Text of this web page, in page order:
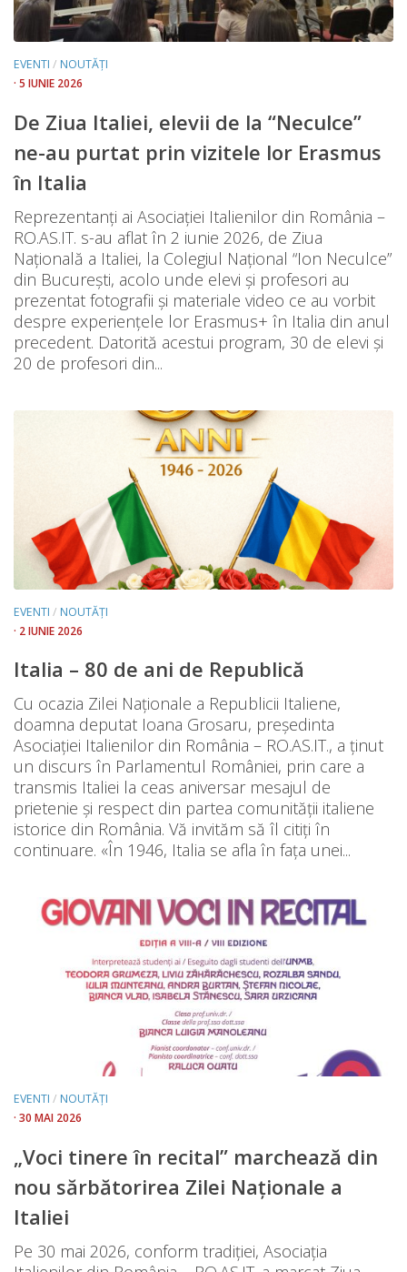
EVENTI / NOUTĂȚI
· 5 IUNIE 2026
De Ziua Italiei, elevii de la “Neculce”
ne-au purtat prin vizitele lor Erasmus
în Italia
Reprezentanți ai Asociației Italienilor din România –
RO.AS.IT. s-au aflat în 2 iunie 2026, de Ziua
Națională a Italiei, la Colegiul Național “Ion Neculce”
din București, acolo unde elevi și profesori au
prezentat fotografii și materiale video ce au vorbit
despre experiențele lor Erasmus+ în Italia din anul
precedent. Datorită acestui program, 30 de elevi și
20 de profesori din...
EVENTI / NOUTĂȚI
· 2 IUNIE 2026
Italia – 80 de ani de Republică
Cu ocazia Zilei Naționale a Republicii Italiene,
doamna deputat Ioana Grosaru, președinta
Asociației Italienilor din România – RO.AS.IT., a ținut
un discurs în Parlamentul României, prin care a
transmis Italiei la ceas aniversar mesajul de
prietenie și respect din partea comunității italiene
istorice din România. Vă invităm să îl citiți în
continuare. «În 1946, Italia se afla în fața unei...
EVENTI / NOUTĂȚI
· 30 MAI 2026
„Voci tinere în recital” marchează din
nou sărbătorirea Zilei Naționale a
Italiei
Pe 30 mai 2026, conform tradiției, Asociația